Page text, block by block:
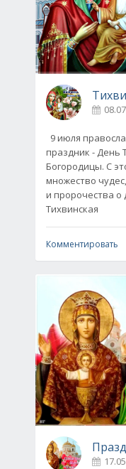
9 июля
праздник - День
Богородицы. С
множество
и пророчества о
Тихвинская
Комментировать